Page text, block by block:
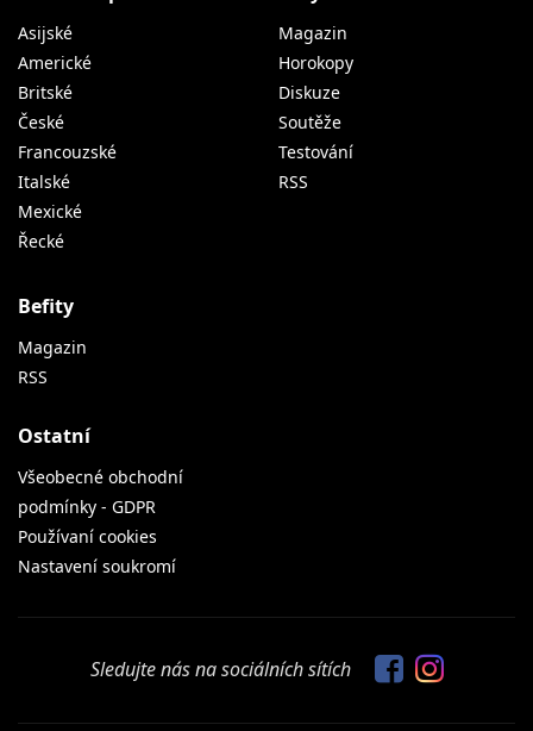
Asijské
Americké
Britské
České
Francouzské
Italské
Mexické
Řecké
Magazin
Horokopy
Diskuze
Soutěže
Testování
RSS
Befity
Magazin
RSS
Ostatní
Všeobecné obchodní
podmínky - GDPR
Používaní cookies
Nastavení soukromí
Sledujte nás na sociálních sítích